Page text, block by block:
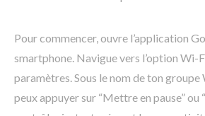
Pour commencer, ouvre l’application
smartphone. Navigue vers l’option Wi-
paramètres. Sous le nom de ton
peux appuyer sur “Mettre en pause” ou